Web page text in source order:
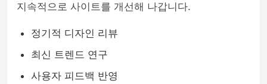
지속적으로 사이트를 개선해 나갑니다.
정기적 디자인 리뷰
최신 트렌드 연구
사용자 피드백 반영